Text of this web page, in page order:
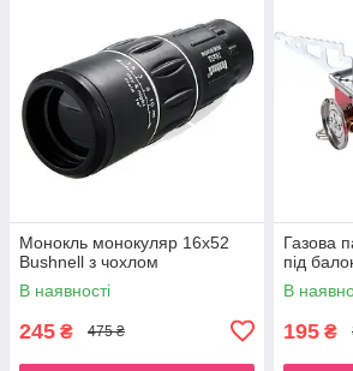
Монокль монокуляр 16x52
Bushnell з чохлом
В наявності
245 ₴ 475 ₴
Газова
під
В
195 ₴